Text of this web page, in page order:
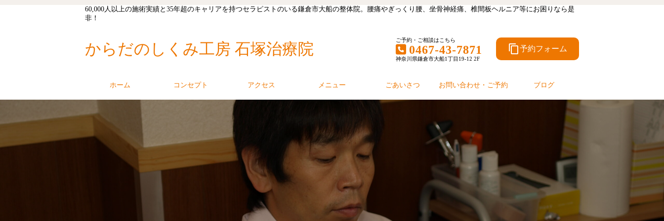
60,000人以上の施術実績と35年超のキャリアを持つセラピストのいる鎌倉市大船の整体院。腰痛やぎっくり腰、坐骨神経痛、椎間板ヘルニア等にお困りなら是
非！
からだのしくみ工房 石塚治療院
ご予約・ご相談はこちら
0467-43-7871
神奈川県鎌倉市大船1丁目19-12 2F
content_copy予約フォーム
ホーム コンセプト アクセス メニュー ごあいさつ お問い合わせ・ご予約 ブログ